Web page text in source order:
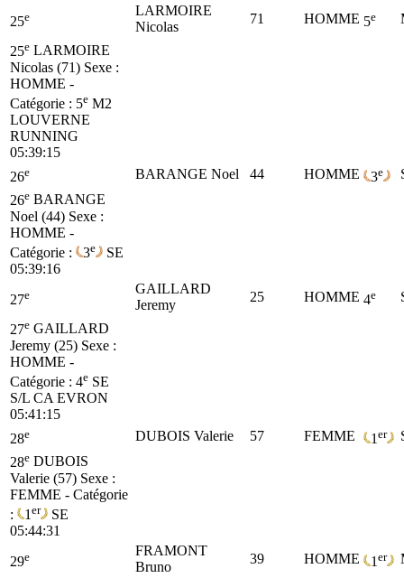
25e
LARMOIRE
Nicolas
71 HOMME 5e
25e LARMOIRE
Nicolas (71) Sexe :
HOMME -
Catégorie : 5e M2
LOUVERNE
RUNNING
05:39:15
26e BARANGE Noel 44 HOMME 3e
26e BARANGE
Noel (44) Sexe :
HOMME -
Catégorie :
3e
SE
05:39:16
27e
GAILLARD
Jeremy
25 HOMME 4e
27e GAILLARD
Jeremy (25) Sexe :
HOMME -
Catégorie : 4e SE
S/L CA EVRON
05:41:15
28e DUBOIS Valerie 57 FEMME 1 er
28e DUBOIS
Valerie (57) Sexe :
FEMME - Catégorie
:
1 er
SE
05:44:31
29e
FRAMONT
Bruno
39 HOMME 1 er